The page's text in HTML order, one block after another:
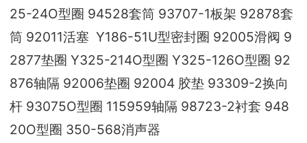
25-24O型圈 94528套筒 93707-1板架 92878套
筒 92011活塞 Y186-51U型密封圈 92005滑阀 9
2877垫圈 Y325-214O型圈 Y325-126O型圈 92
876轴隔 92006垫圈 92004 胶垫 93309-2换向
杆 93075O型圈 115959轴隔 98723-2衬套 948
20O型圈 350-568消声器